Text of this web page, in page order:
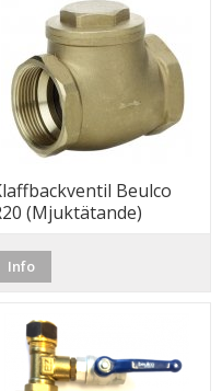
Beulco
(Mjuktätande)
Info